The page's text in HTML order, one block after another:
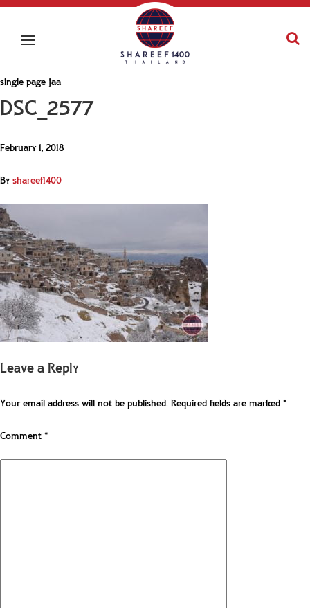
single page jaa
DSC_2577
February 1, 2018
Byshareef1400
Leave a Reply
Your email address will not be published.Required fields are marked*
Comment*